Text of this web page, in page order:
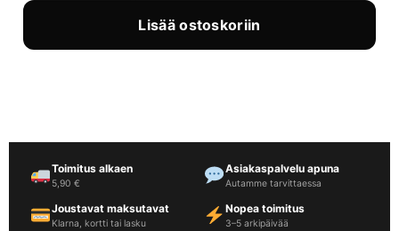
Lisää ostoskoriin
Toimitus alkaen
5,90 €
Asiakaspalvelu apuna
Autamme tarvittaessa
Joustavat maksutavat
Klarna, kortti tai lasku
Nopea toimitus
3–5 arkipäivää